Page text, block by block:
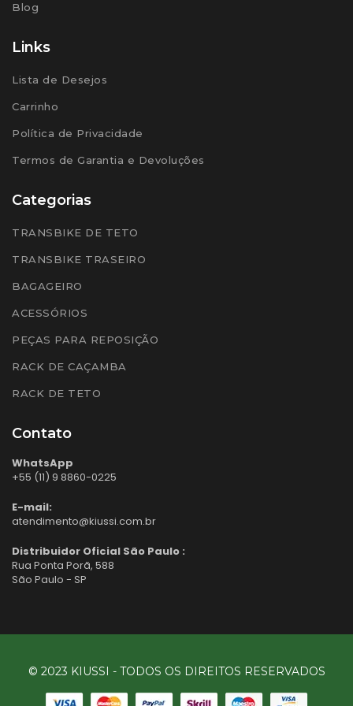
Blog
Links
Lista de Desejos
Carrinho
Política de Privacidade
Termos de Garantia e Devoluções
Categorias
TRANSBIKE DE TETO
TRANSBIKE TRASEIRO
BAGAGEIRO
ACESSÓRIOS
PEÇAS PARA REPOSIÇÃO
RACK DE CAÇAMBA
RACK DE TETO
Contato
WhatsApp
+55 (11) 9 8860-0225
E-mail:
atendimento@kiussi.com.br
Distribuidor Oficial São Paulo :
Rua Ponta Porã, 588
São Paulo - SP
© 2023 KIUSSI - TODOS OS DIREITOS RESERVADOS